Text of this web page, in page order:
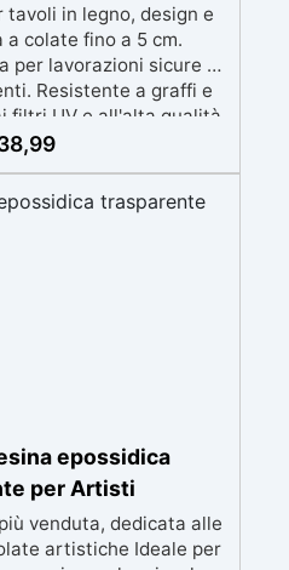
tavoli in legno, design e
colate fino a 5 cm.
per lavorazioni sicure e
Resistente a graffi e
filtri UV e all'alta qualità
per eliminare bolle
per il contatto
con la pelle.
epossidica
per Artisti
venduta, dedicata alle
artistiche Ideale per